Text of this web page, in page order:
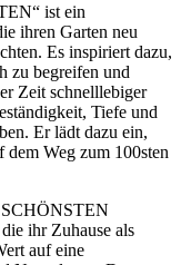
ist ein
ihren Garten neu
Es inspiriert dazu,
zu begreifen und
Zeit schnelllebiger
Tiefe und
Er lädt dazu ein,
Weg zum 100sten
SCHÖNSTEN
ihr Zuhause als
auf eine